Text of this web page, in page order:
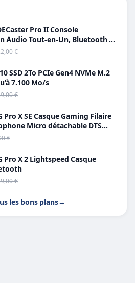
Pro II Console
Audio Tout-en-Un, Bluetooth et
C €
SSD 2To PCIe Gen4 NVMe M.2
7.100 Mo/s
€
Pro X SE Casque Gaming Filaire
Micro détachable DTS
X 7.1
€
Pro X 2 Lightspeed Casque
€
les bons plans→